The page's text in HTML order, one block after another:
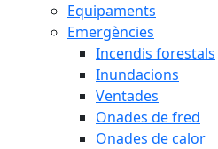
Equipaments
Emergències
Incendis forestals
Inundacions
Ventades
Onades de fred
Onades de calor